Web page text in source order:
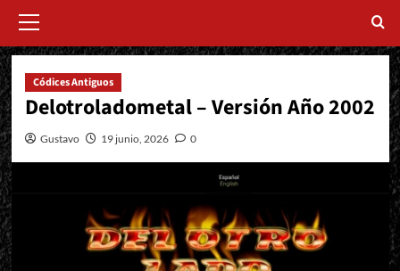
Menu
Códices Antiguos
Delotroladometal – Versión Año 2002
Gustavo 19 junio, 2026 0